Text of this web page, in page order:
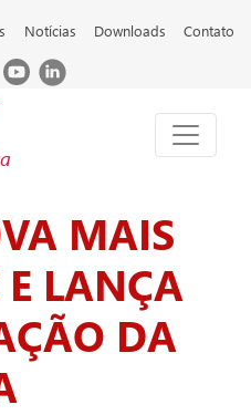
Notícias Downloads Contato
MAIS
LANÇA
DA